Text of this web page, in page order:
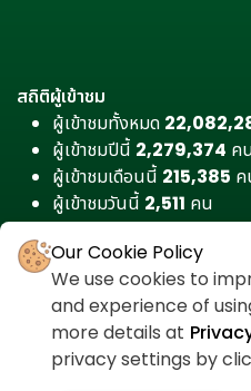
สถิติผู้เข้าชม
ผู้เข้าชมทั้งหมด
ผู้เข้าชมปีนี้ 2,279,374 ค
ผู้เข้าชมเดือนนี้ 215,385
ผู้เข้าชมวันนี้ 2,511 คน
Our Cookie Policy
We use cookies to
and experience of
more details at
privacy settings by